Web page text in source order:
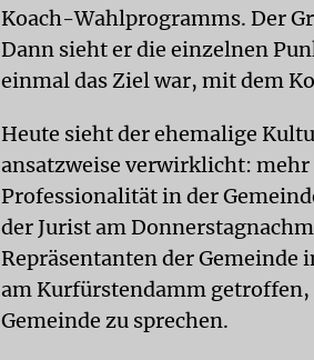
Koach-Wahlprogramms. Der
Dann sieht er die einzelnen
einmal das Ziel war, mit dem
Heute sieht der ehemalige
ansatzweise verwirklicht: mehr
Professionalität in der
der Jurist am
Repräsentanten der Gemeinde
am Kurfürstendamm getroffen,
Gemeinde zu sprechen.